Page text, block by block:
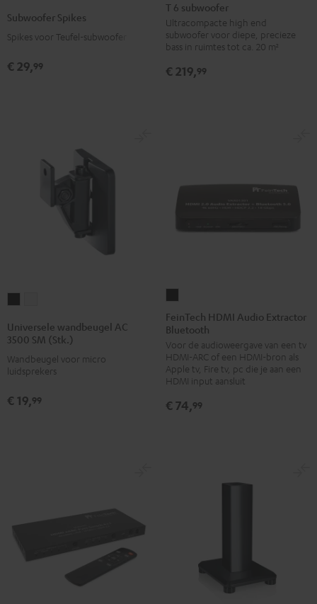
Titaan
Subwoofer Spikes
Spikes voor Teufel-subwoofer
€ 29,99
subwoofer
Zwart
subwoofer
Wit
T 6 subwoofer
Ultracompacte high end
subwoofer voor diepe, precieze
bass in ruimtes tot ca. 20 m²
€ 219,99
AC
SM
Zwart
AC
SM
Wit
Universele wandbeugel AC
3500 SM (Stk.)
Wandbeugel voor micro
luidsprekers
€ 19,99
HDMI
Audio
Extractor
Bluetooth
Zwart
FeinTech HDMI Audio Extractor
Bluetooth
Voor de audioweergave van een tv
HDMI-ARC of een HDMI-bron als
Apple tv, Fire tv, pc die je aan een
HDMI input aansluit
€ 74,99